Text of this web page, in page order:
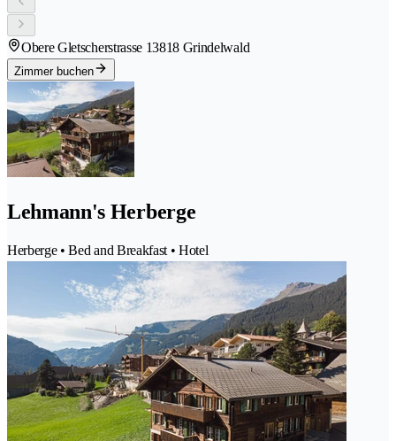
Obere Gletscherstrasse 13818 Grindelwald
Zimmer buchen
Lehmann's Herberge
Herberge • Bed and Breakfast • Hotel